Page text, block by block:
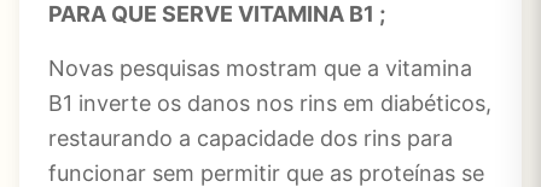
PARA QUE SERVE VITAMINA B1 ;
Novas pesquisas mostram que a vitamina
B1 inverte os danos nos rins em diabéticos,
restaurando a capacidade dos rins para
funcionar sem permitir que as proteínas se